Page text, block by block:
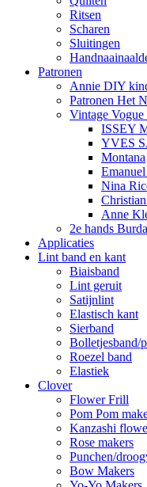
Ritsen
Scharen
Sluitingen
Patronen
Annie DIY
Patronen Het
Vintage Vogue
ISSEY
YVES
Montana
Nina
Anne
2e hands
Applicaties
Lint band en kant
Biaisband
Lint geruit
Satijnlint
Elastisch kant
Sierband
Bolletjesband/
Roezel band
Elastiek
Clover
Flower Frill
Pom Pom
Kanzashi
Rose makers
Punchen/
Bow Makers